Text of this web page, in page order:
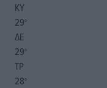
ΚΥ
29°
ΔΕ
29°
ΤΡ
28°